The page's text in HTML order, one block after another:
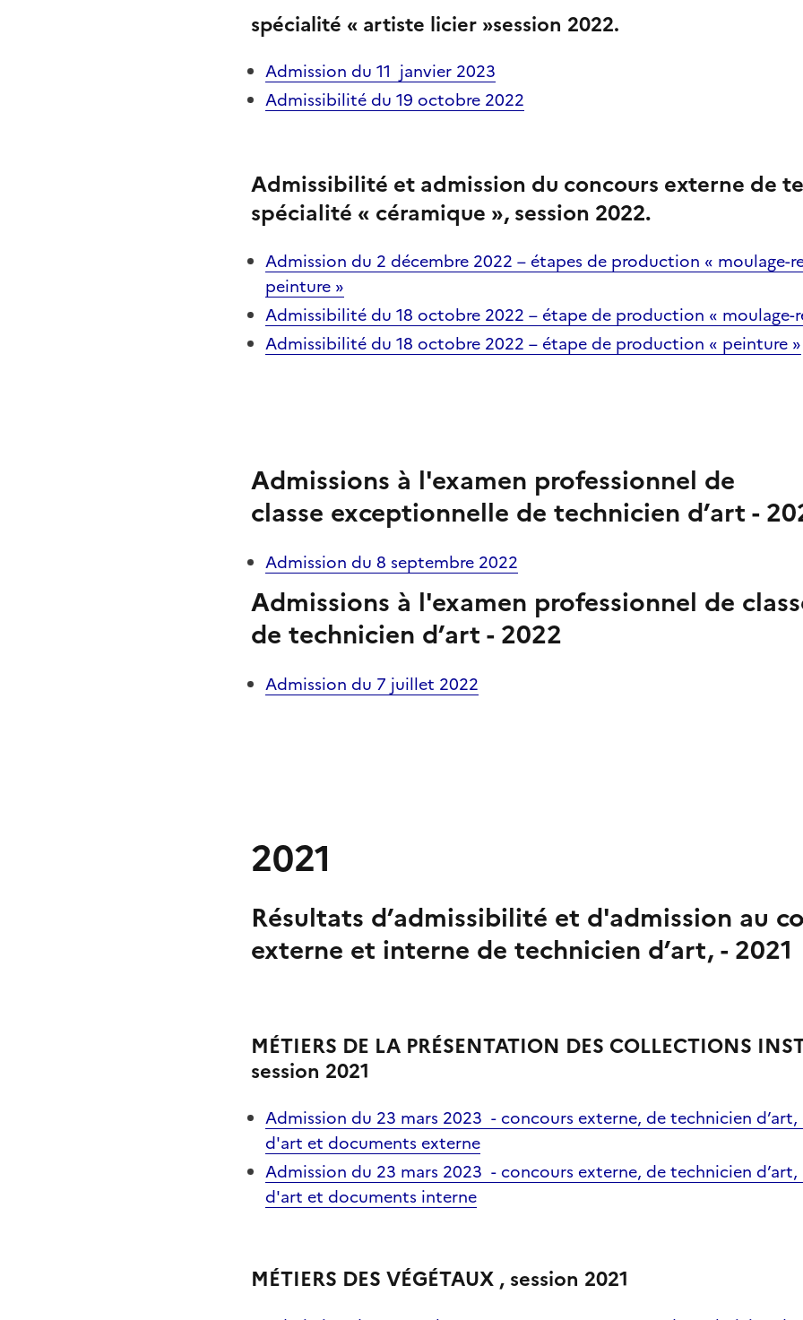
spécialité « artiste licier »session 2022.
Admission du 11 janvier 2023
Admissibilité du 19 octobre 2022
Admissibilité et admission du concours externe de
spécialité « céramique », session 2022.
Admission du 2 décembre 2022 – étapes de production « moulage-
peinture »
Admissibilité du 18 octobre 2022 – étape de production « moulage-
Admissibilité du 18 octobre 2022 – étape de production « peinture »
Admissions à l'examen professionnel de
classe exceptionnelle de technicien d’art -
Admission du 8 septembre 2022
Admissions à l'examen professionnel de
de technicien d’art - 2022
Admission du 7 juillet 2022
2021
Résultats d’admissibilité et d'admission au
externe et interne de technicien d’art, - 2021
MÉTIERS DE LA PRÉSENTATION DES COLLECTIONS
session 2021
Admission du 23 mars 2023 - concours externe, de technicien
d'art et documents externe
Admission du 23 mars 2023 - concours externe, de technicien
d'art et documents interne
MÉTIERS DES VÉGÉTAUX , session 2021